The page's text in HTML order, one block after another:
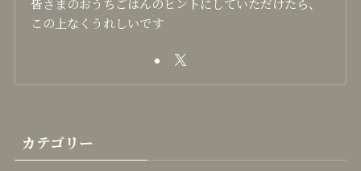
この上なくうれしいです
カテゴリー